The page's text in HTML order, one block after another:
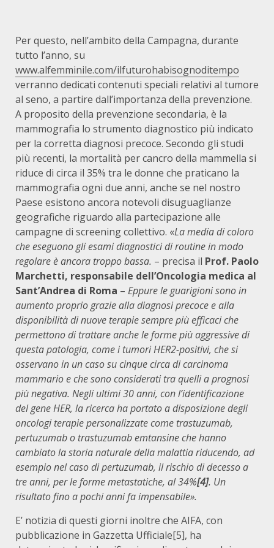
Per questo, nell’ambito della Campagna, durante
tutto l’anno, su
www.alfemminile.com/ilfuturohabisognoditempo
verranno dedicati contenuti speciali relativi al tumore
al seno, a partire dall’importanza della prevenzione.
A proposito della prevenzione secondaria, è la
mammografia lo strumento diagnostico più indicato
per la corretta diagnosi precoce. Secondo gli studi
più recenti, la mortalità per cancro della mammella si
riduce di circa il 35% tra le donne che praticano la
mammografia ogni due anni, anche se nel nostro
Paese esistono ancora notevoli disuguaglianze
geografiche riguardo alla partecipazione alle
campagne di screening collettivo. «La media di coloro
che eseguono gli esami diagnostici di routine in modo
regolare è ancora troppo bassa. – precisa il Prof. Paolo
Marchetti, responsabile dell’Oncologia medica al
Sant’Andrea di Roma – Eppure le guarigioni sono in
aumento proprio grazie alla diagnosi precocee alla
disponibilità di nuove terapie sempre più efficaci che
permettono di trattare anche le forme più aggressive di
questa patologia, come i tumori HER2-positivi, che si
osservano in un caso su cinque circa di carcinoma
mammario e che sono considerati tra quelli a prognosi
più negativa. Negli ultimi 30 anni, con l’identificazione
del gene HER, la ricerca ha portato a disposizione degli
oncologi terapie personalizzate come trastuzumab,
pertuzumab o trastuzumab emtansine che hanno
cambiato la storia naturale della malattia riducendo, ad
esempio nel caso di pertuzumab, il rischio di decesso a
tre anni, per le forme metastatiche, al 34%[4]. Un
risultato fino a pochi anni fa impensabile».
E’ notizia di questi giorni inoltre che AIFA, con
pubblicazione in Gazzetta Ufficiale[5], ha